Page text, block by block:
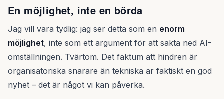
En möjlighet, inte en börda
Jag vill vara tydlig: jag ser detta som en enorm
möjlighet, inte som ett argument för att sakta ned AI-
omställningen. Tvärtom. Det faktum att hindren är
organisatoriska snarare än tekniska är faktiskt en god
nyhet – det är något vi kan påverka.